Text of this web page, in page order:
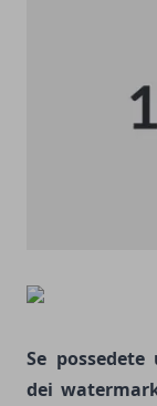
Se
dei